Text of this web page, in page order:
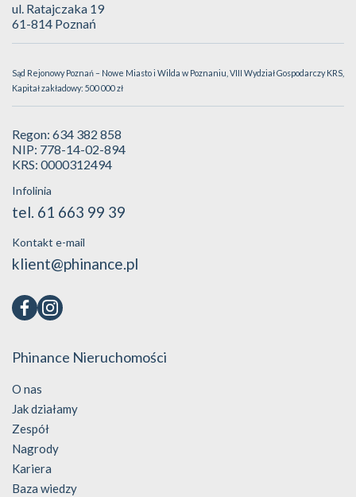
ul. Ratajczaka 19
61-814 Poznań
Sąd Rejonowy Poznań – Nowe Miasto i Wilda w Poznaniu, VIII Wydział Gospodarczy KRS,
Kapitał zakładowy: 500 000 zł
Regon: 634 382 858
NIP: 778-14-02-894
KRS: 0000312494
Infolinia
tel. 61 663 99 39
Kontakt e-mail
klient@phinance.pl
Phinance Nieruchomości
O nas
Jak działamy
Zespół
Nagrody
Kariera
Baza wiedzy